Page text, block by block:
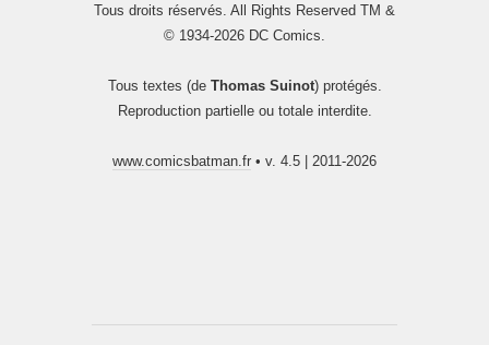
Tous droits réservés. All Rights Reserved TM &
© 1934-2026 DC Comics.
Tous textes (de Thomas Suinot) protégés.
Reproduction partielle ou totale interdite.
www.comicsbatman.fr • v. 4.5 | 2011-2026